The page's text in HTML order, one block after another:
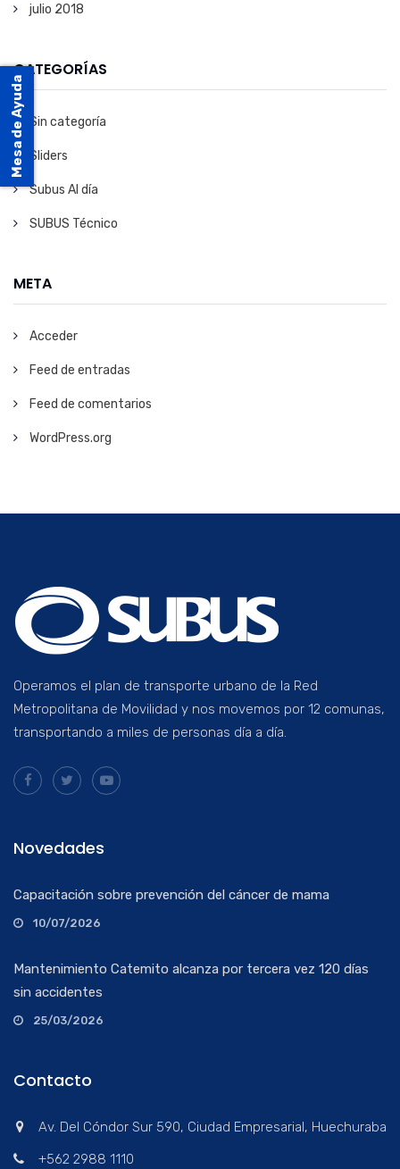
julio 2018
CATEGORÍAS
Sin categoría
Sliders
Subus Al día
SUBUS Técnico
META
Acceder
Feed de entradas
Feed de comentarios
WordPress.org
Operamos el plan de transporte urbano de la Red
Metropolitana de Movilidad y nos movemos por 12 comunas,
transportando a miles de personas día a día.
Novedades
Capacitación sobre prevención del cáncer de mama
10/07/2026
Mantenimiento Catemito alcanza por tercera vez 120 días
sin accidentes
25/03/2026
Contacto
Av. Del Cóndor Sur 590, Ciudad Empresarial, Huechuraba
+562 2988 1110
Mesa de Ayuda